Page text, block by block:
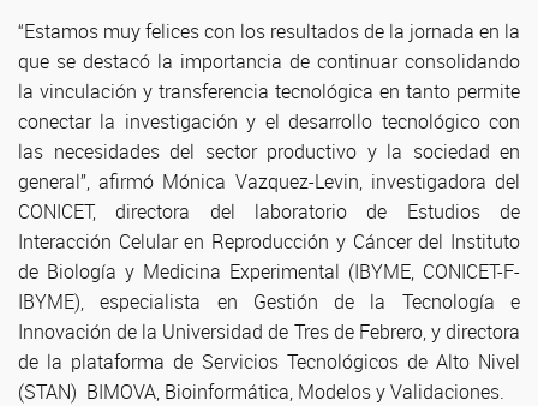
“Estamos muy felices con los resultados de la jornada en la
que se destacó la importancia de continuar consolidando
la vinculación y transferencia tecnológica en tanto permite
conectar la investigación y el desarrollo tecnológico con
las necesidades del sector productivo y la sociedad en
general”, afirmó Mónica Vazquez-Levin, investigadora del
CONICET, directora del laboratorio de Estudios de
Interacción Celular en Reproducción y Cáncer del Instituto
de Biología y Medicina Experimental (IBYME, CONICET-F-
IBYME), especialista en Gestión de la Tecnología e
Innovación de la Universidad de Tres de Febrero, y directora
de la plataforma de Servicios Tecnológicos de Alto Nivel
(STAN) BIMOVA, Bioinformática, Modelos y Validaciones.